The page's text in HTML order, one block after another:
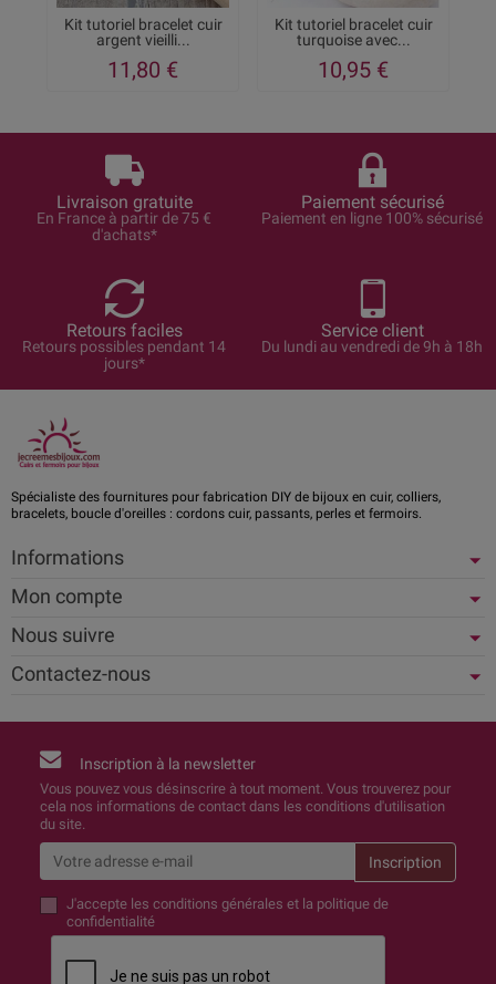
Kit tutoriel bracelet cuir
argent vieilli...
11,80 €
Kit tutoriel bracelet cuir
turquoise avec...
10,95 €
Livraison gratuite
En France à partir de 75 €
d'achats*
Paiement sécurisé
Paiement en ligne 100% sécurisé
Retours faciles
Retours possibles pendant 14
jours*
Service client
Du lundi au vendredi de 9h à 18h
Spécialiste des fournitures pour fabrication DIY de bijoux en cuir, colliers,
bracelets, boucle d'oreilles : cordons cuir, passants, perles et fermoirs.
Informations
Mon compte
Nous suivre
Contactez-nous
Inscription à la newsletter
Vous pouvez vous désinscrire à tout moment. Vous trouverez pour
cela nos informations de contact dans les conditions d'utilisation
du site.
J'accepte les conditions générales et la politique de
confidentialité